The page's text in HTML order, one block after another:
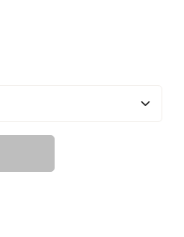
gewünschten Wert ein